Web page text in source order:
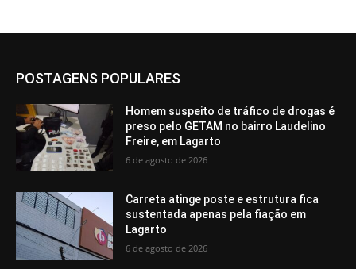
POSTAGENS POPULARES
Homem suspeito de tráfico de drogas é
preso pelo GETAM no bairro Laudelino
Freire, em Lagarto
6 de agosto de 2026
Carreta atinge poste e estrutura fica
sustentada apenas pela fiação em
Lagarto
6 de agosto de 2026